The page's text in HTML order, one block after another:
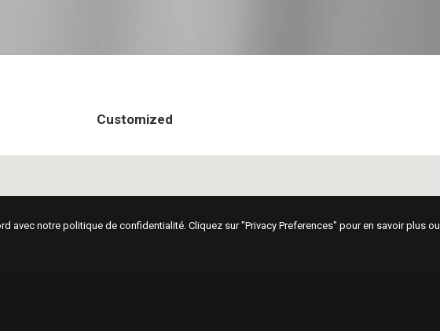
Customized
avec notre politique de confidentialité. Cliquez sur "Privacy Preferences" pour en savoir plus ou